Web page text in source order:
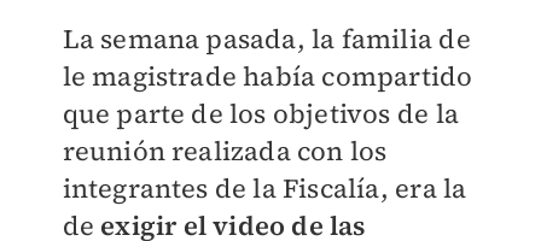
La semana pasada, la familia de
le magistrade había compartido
que parte de los objetivos de la
reunión realizada con los
integrantes de la Fiscalía, era la
de exigir el video de las